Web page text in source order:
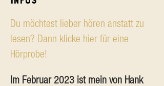
Du möchtest lieber hören anstatt zu
lesen? Dann klicke hier für eine
Hörprobe!
Im Februar 2023 ist mein von Hank